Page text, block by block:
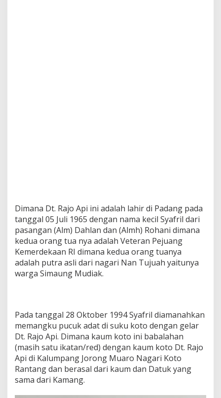
Dimana Dt. Rajo Api ini adalah lahir di Padang pada
tanggal 05 Juli 1965 dengan nama kecil Syafril dari
pasangan (Alm) Dahlan dan (Almh) Rohani dimana
kedua orang tua nya adalah Veteran Pejuang
Kemerdekaan RI dimana kedua orang tuanya
adalah putra asli dari nagari Nan Tujuah yaitunya
warga Simaung Mudiak.
Pada tanggal 28 Oktober 1994 Syafril diamanahkan
memangku pucuk adat di suku koto dengan gelar
Dt. Rajo Api. Dimana kaum koto ini babalahan
(masih satu ikatan/red) dengan kaum koto Dt. Rajo
Api di Kalumpang Jorong Muaro Nagari Koto
Rantang dan berasal dari kaum dan Datuk yang
sama dari Kamang.